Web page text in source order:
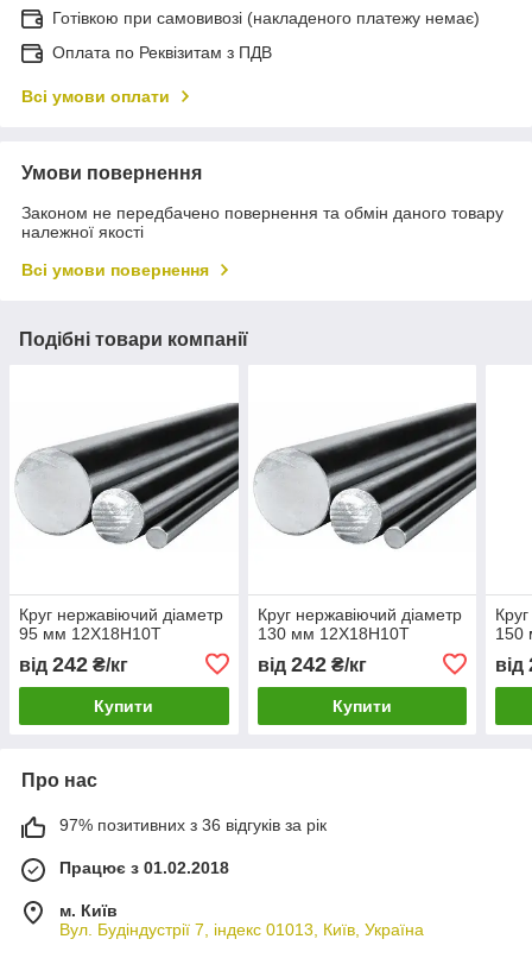
Готівкою при самовивозі (накладеного платежу немає)
Оплата по Реквізитам з ПДВ
Всі умови оплати
Умови повернення
Законом не передбачено повернення та обмін даного товару
належної якості
Всі умови повернення
Подібні товари компанії
Круг нержавіючий діаметр
95 мм 12Х18Н10Т
від 242 ₴/кг
Купити
Круг нержавіючий діаметр
130 мм 12Х18Н10Т
від 242₴/кг
Купити
150
від
Про нас
97% позитивних з 36 відгуків за рік
Працює з 01.02.2018
м. Київ
Вул. Будіндустрії 7, індекс 01013, Київ, Україна